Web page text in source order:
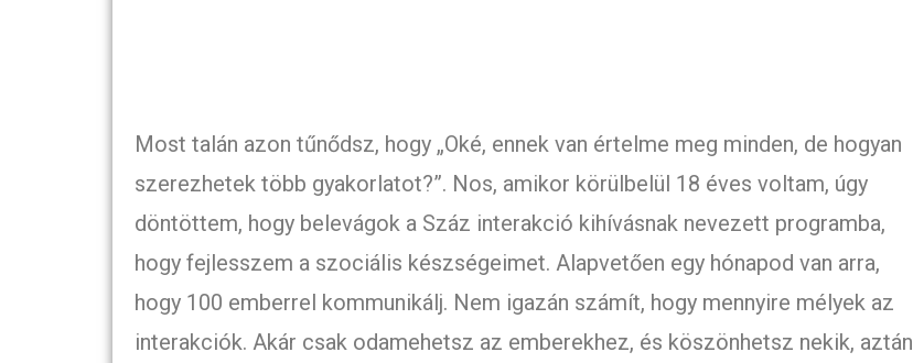
Most talán azon tűnődsz, hogy „Oké, ennek van értelme meg minden, de hogyan
szerezhetek több gyakorlatot?”. Nos, amikor körülbelül 18 éves voltam, úgy
döntöttem, hogy belevágok a Száz interakció kihívásnak nevezett programba,
hogy fejlesszem a szociális készségeimet. Alapvetően egy hónapod van arra,
hogy 100 emberrel kommunikálj. Nem igazán számít, hogy mennyire mélyek az
interakciók. Akár csak odamehetsz az emberekhez, és köszönhetsz nekik, aztán